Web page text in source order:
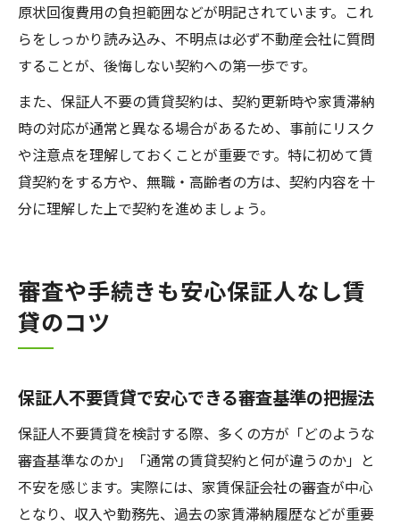
原状回復費用の負担範囲などが明記されています。これ
らをしっかり読み込み、不明点は必ず不動産会社に質問
することが、後悔しない契約への第一歩です。
また、保証人不要の賃貸契約は、契約更新時や家賃滞納
時の対応が通常と異なる場合があるため、事前にリスク
や注意点を理解しておくことが重要です。特に初めて賃
貸契約をする方や、無職・高齢者の方は、契約内容を十
分に理解した上で契約を進めましょう。
審査や手続きも安心保証人なし賃
貸のコツ
保証人不要賃貸で安心できる審査基準の把握法
保証人不要賃貸を検討する際、多くの方が「どのような
審査基準なのか」「通常の賃貸契約と何が違うのか」と
不安を感じます。実際には、家賃保証会社の審査が中心
となり、収入や勤務先、過去の家賃滞納履歴などが重要